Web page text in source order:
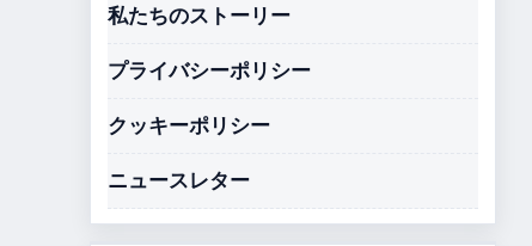
私たちのストーリー
プライバシーポリシー
クッキーポリシー
ニュースレター